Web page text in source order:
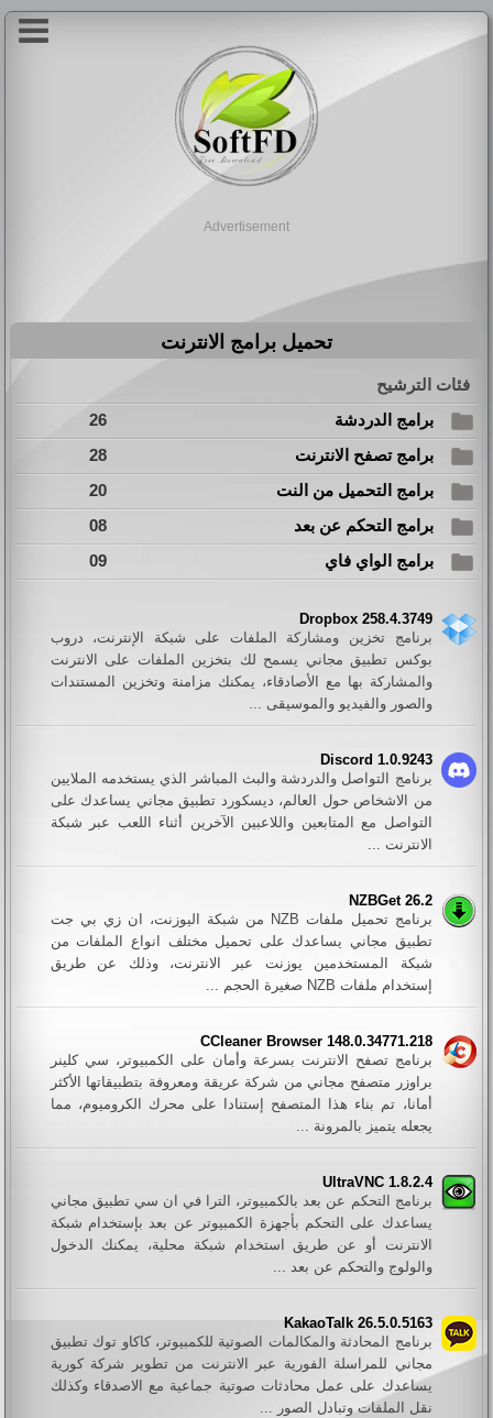
Advertisement
تحميل برامج الانترنت
فئات الترشيح
برامج الدردشة
26
برامج تصفح الانترنت
28
برامج التحميل من النت
20
برامج التحكم عن بعد
08
برامج الواي فاي
09
Dropbox 258.4.3749
برنامج تخزين ومشاركة الملفات على شبكة الإنترنت، دروب
بوكس تطبيق مجاني يسمح لك بتخزين الملفات على الانترنت
والمشاركة بها مع الأصادقاء، يمكنك مزامنة وتخزين المستندات
والصور والفيديو والموسيقى ...
Discord 1.0.9243
برنامج التواصل والدردشة والبث المباشر الذي يستخدمه الملايين
من الاشخاص حول العالم، ديسكورد تطبيق مجاني يساعدك على
التواصل مع المتابعين واللاعبين الآخرين أثناء اللعب عبر شبكة
الانترنت ...
NZBGet 26.2
برنامج تحميل ملفات NZB من شبكة اليوزنت، ان زي بي جت
تطبيق مجاني يساعدك على تحميل مختلف انواع الملفات من
شبكة المستخدمين يوزنت عبر الانترنت، وذلك عن طريق
إستخدام ملفات NZB صغيرة الحجم ...
CCleaner Browser 148.0.34771.218
برنامج تصفح الانترنت بسرعة وأمان على الكمبيوتر، سي كلينر
براوزر متصفح مجاني من شركة عريقة ومعروفة بتطبيقاتها الأكثر
أمانا، تم بناء هذا المتصفح إستنادا على محرك الكروميوم، مما
يجعله يتميز بالمرونة ...
UltraVNC 1.8.2.4
برنامج التحكم عن بعد بالكمبيوتر، الترا في ان سي تطبيق مجاني
يساعدك على التحكم بأجهزة الكمبيوتر عن بعد بإستخدام شبكة
الانترنت أو عن طريق استخدام شبكة محلية، يمكنك الدخول
والولوج والتحكم عن بعد ...
KakaoTalk 26.5.0.5163
برنامج المحادثة والمكالمات الصوتية للكمبيوتر، كاكاو توك تطبيق
مجاني للمراسلة الفورية عبر الانترنت من تطوير شركة كورية
يساعدك على عمل محادثات صوتية جماعية مع الاصدقاء وكذلك
نقل الملفات وتبادل الصور ...